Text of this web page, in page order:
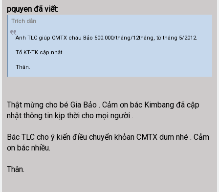
pquyen đã viết:
Trích dẫn
Anh TLC giúp CMTX cháu Bảo 500.000/tháng/12tháng, từ tháng 5/2012.
Tổ KT-TK cập nhật.
Thân.
Thật mừng cho bé Gia Bảo . Cảm ơn bác Kimbang đã cập
nhật thông tin kịp thời cho mọi người .
Bác TLC cho ý kiến điều chuyển khỏan CMTX dum nhé . Cảm
ơn bác nhiều.
Thân.